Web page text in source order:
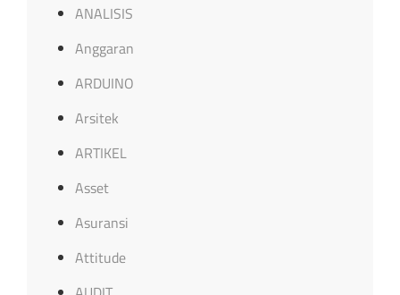
ANALISIS
Anggaran
ARDUINO
Arsitek
ARTIKEL
Asset
Asuransi
Attitude